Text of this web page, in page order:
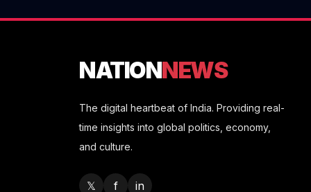
NATIONNEWS
The digital heartbeat of India. Providing real-
time insights into global politics, economy,
and culture.
𝕏 f in